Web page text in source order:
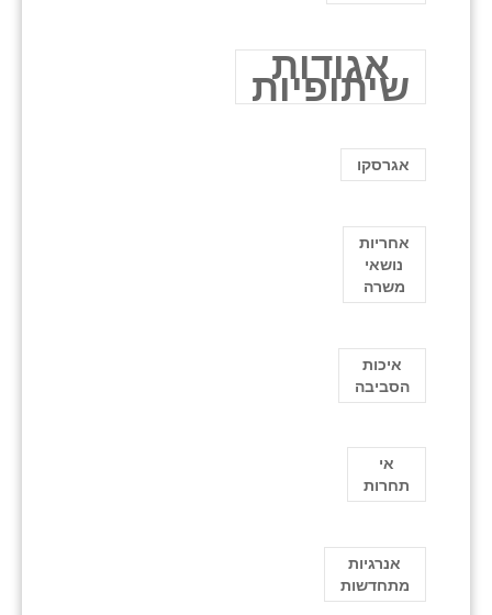
אגודות
שיתופיות
אגרסקו
אחריות
נושאי
משרה
איכות
הסביבה
אי
תחרות
אנרגיות
מתחדשות